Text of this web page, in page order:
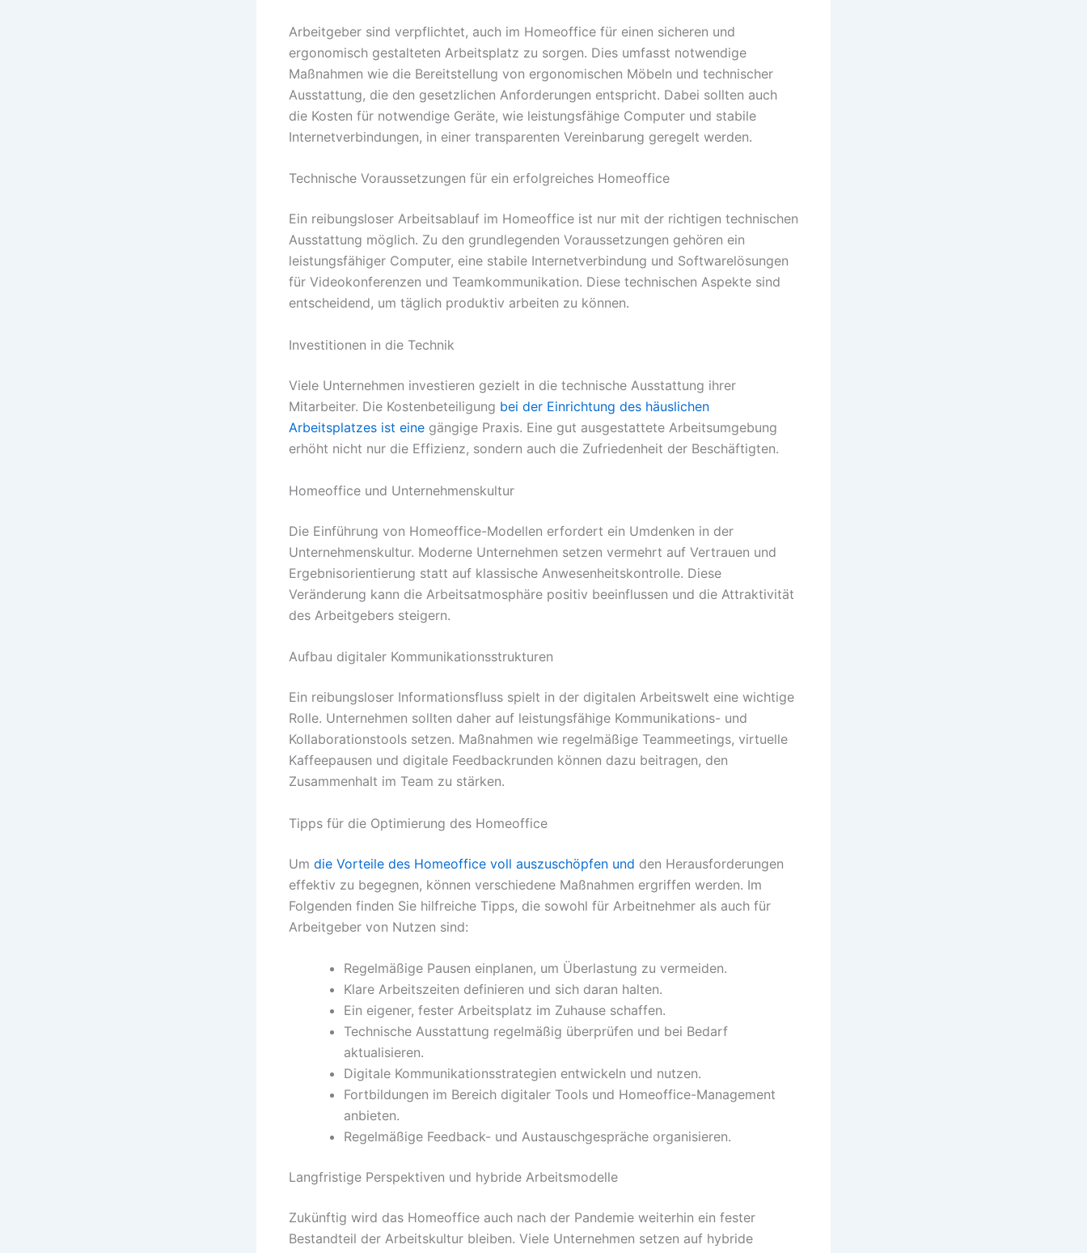
Arbeitgeber sind verpflichtet, auch im Homeoffice für einen sicheren und
ergonomisch gestalteten Arbeitsplatz zu sorgen. Dies umfasst notwendige
Maßnahmen wie die Bereitstellung von ergonomischen Möbeln und technischer
Ausstattung, die den gesetzlichen Anforderungen entspricht. Dabei sollten auch
die Kosten für notwendige Geräte, wie leistungsfähige Computer und stabile
Internetverbindungen, in einer transparenten Vereinbarung geregelt werden.
Technische Voraussetzungen für ein erfolgreiches Homeoffice
Ein reibungsloser Arbeitsablauf im Homeoffice ist nur mit der richtigen technischen
Ausstattung möglich. Zu den grundlegenden Voraussetzungen gehören ein
leistungsfähiger Computer, eine stabile Internetverbindung und Softwarelösungen
für Videokonferenzen und Teamkommunikation. Diese technischen Aspekte sind
entscheidend, um täglich produktiv arbeiten zu können.
Investitionen in die Technik
Viele Unternehmen investieren gezielt in die technische Ausstattung ihrer
Mitarbeiter. Die Kostenbeteiligung bei der Einrichtung des häuslichen
Arbeitsplatzes ist eine gängige Praxis. Eine gut ausgestattete Arbeitsumgebung
erhöht nicht nur die Effizienz, sondern auch die Zufriedenheit der Beschäftigten.
Homeoffice und Unternehmenskultur
Die Einführung von Homeoffice-Modellen erfordert ein Umdenken in der
Unternehmenskultur. Moderne Unternehmen setzen vermehrt auf Vertrauen und
Ergebnisorientierung statt auf klassische Anwesenheitskontrolle. Diese
Veränderung kann die Arbeitsatmosphäre positiv beeinflussen und die Attraktivität
des Arbeitgebers steigern.
Aufbau digitaler Kommunikationsstrukturen
Ein reibungsloser Informationsfluss spielt in der digitalen Arbeitswelt eine wichtige
Rolle. Unternehmen sollten daher auf leistungsfähige Kommunikations- und
Kollaborationstools setzen. Maßnahmen wie regelmäßige Teammeetings, virtuelle
Kaffeepausen und digitale Feedbackrunden können dazu beitragen, den
Zusammenhalt im Team zu stärken.
Tipps für die Optimierung des Homeoffice
Um die Vorteile des Homeoffice voll auszuschöpfen und den Herausforderungen
effektiv zu begegnen, können verschiedene Maßnahmen ergriffen werden. Im
Folgenden finden Sie hilfreiche Tipps, die sowohl für Arbeitnehmer als auch für
Arbeitgeber von Nutzen sind:
Regelmäßige Pausen einplanen, um Überlastung zu vermeiden.
Klare Arbeitszeiten definieren und sich daran halten.
Ein eigener, fester Arbeitsplatz im Zuhause schaffen.
Technische Ausstattung regelmäßig überprüfen und bei Bedarf
aktualisieren.
Digitale Kommunikationsstrategien entwickeln und nutzen.
Fortbildungen im Bereich digitaler Tools und Homeoffice-Management
anbieten.
Regelmäßige Feedback- und Austauschgespräche organisieren.
Langfristige Perspektiven und hybride Arbeitsmodelle
Zukünftig wird das Homeoffice auch nach der Pandemie weiterhin ein fester
Bestandteil der Arbeitskultur bleiben. Viele Unternehmen setzen auf hybride